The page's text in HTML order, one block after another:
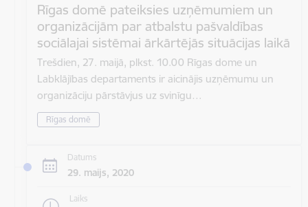
Rīgas domē pateiksies uzņēmumiem un
organizācijām par atbalstu pašvaldības
sociālajai sistēmai ārkārtējās situācijas laikā
Trešdien, 27. maijā, plkst. 10.00 Rīgas dome un
Labklājības departaments ir aicinājis uzņēmumu un
organizāciju pārstāvjus uz svinīgu…
Rīgas domē
Datums
29. maijs, 2020
Laiks